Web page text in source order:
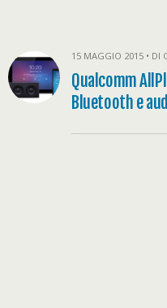
15 MAGGIO 2015 • DI
Qualcomm
Bluetooth e